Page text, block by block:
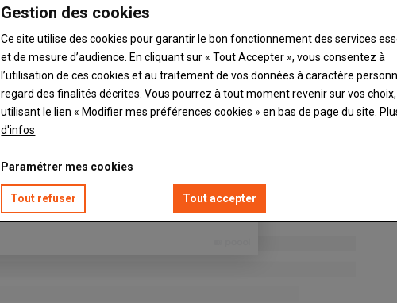
Gestion des cookies
Ce site utilise des cookies pour garantir le bon fonctionnement des services
et de mesure d’audience. En cliquant sur « Tout Accepter », vous consentez à
l’utilisation de ces cookies et au traitement de vos données à caractère
regard des finalités décrites. Vous pourrez à tout moment revenir sur vos
utilisant le lien « Modifier mes préférences cookies » en bas de page du site.
d'infos
Paramétrer mes cookies
Tout refuser Tout accepter